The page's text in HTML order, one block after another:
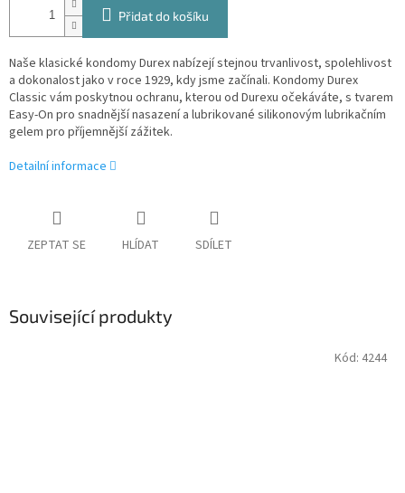
Přidat do košíku
Naše klasické kondomy Durex nabízejí stejnou trvanlivost, spolehlivost
a dokonalost jako v roce 1929, kdy jsme začínali. Kondomy Durex
Classic vám poskytnou ochranu, kterou od Durexu očekáváte, s tvarem
Easy-On pro snadnější nasazení a lubrikované silikonovým lubrikačním
gelem pro příjemnější zážitek.
Detailní informace
ZEPTAT SE HLÍDAT SDÍLET
Související produkty
Kód: 4244